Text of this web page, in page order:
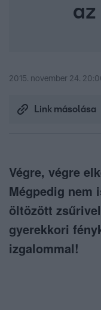
az
2015. november 24.
Link másolása
Végre, végre
Mégpedig nem
öltözött
gyerekkori
izgalommal!